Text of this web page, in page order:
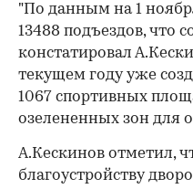
"По данным на 1
13488 подъездов, что
констатировал
текущем году уже
1067 спортивных
озелененных зон для
А.Кескинов отметил,
благоустройству